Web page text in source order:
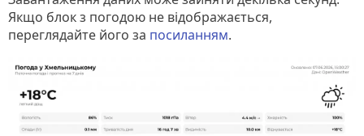
Якщо блок з погодою не відображається,
переглядайте його за посиланням.